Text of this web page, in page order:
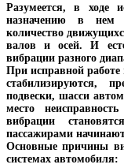
Разумеется, в ходе
назначению в нем
количество
валов и осей. И
вибрации разного
При исправной работе
стабилизируются,
подвески, шасси
место
вибрации
пассажирами
Основные причины
системах автомобиля: